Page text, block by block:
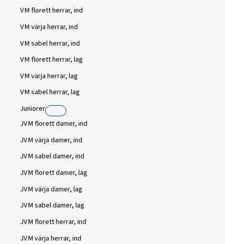
VM florett herrar, ind
VM värja herrar, ind
VM sabel herrar, ind
VM florett herrar, lag
VM värja herrar, lag
VM sabel herrar, lag
Juniorer
JVM florett damer, ind
JVM värja damer, ind
JVM sabel damer, ind
JVM florett damer, lag
JVM värja damer, lag
JVM sabel damer, lag
JVM florett herrar, ind
JVM värja herrar, ind